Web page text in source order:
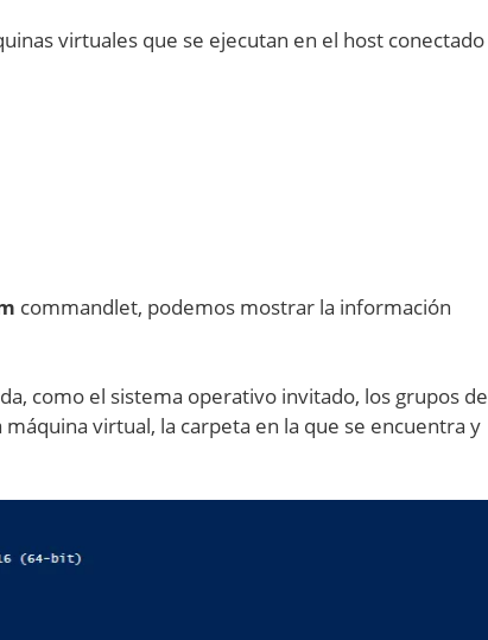
virtuales que se ejecutan en el host conectado
commandlet, podemos mostrar la información
como el sistema operativo invitado, los grupos de
virtual, la carpeta en la que se encuentra y